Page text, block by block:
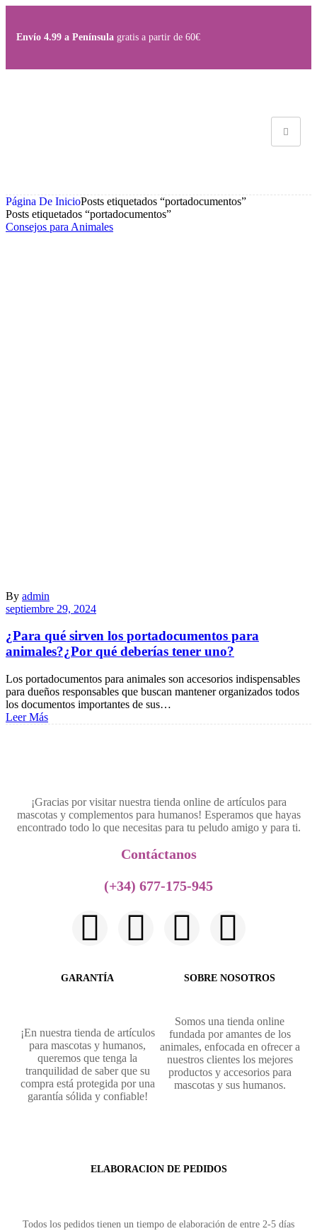
Envío 4.99 a Península gratis a partir de 60€
Página De InicioPosts etiquetados “portadocumentos”
Posts etiquetados “portadocumentos”
Consejos para Animales
By admin
septiembre 29, 2024
¿Para qué sirven los portadocumentos para
animales?¿Por qué deberías tener uno?
Los portadocumentos para animales son accesorios indispensables
para dueños responsables que buscan mantener organizados todos
los documentos importantes de sus…
Leer Más
¡Gracias por visitar nuestra tienda online de artículos para
mascotas y complementos para humanos! Esperamos que hayas
encontrado todo lo que necesitas para tu peludo amigo y para ti.
Contáctanos​
(+34) 677-175-945
GARANTÍA
¡En nuestra tienda de artículos
para mascotas y humanos,
queremos que tenga la
tranquilidad de saber que su
compra está protegida por una
garantía sólida y confiable!
SOBRE NOSOTROS
Somos una tienda online
fundada por amantes de los
animales, enfocada en ofrecer a
nuestros clientes los mejores
productos y accesorios para
mascotas y sus humanos.
ELABORACION DE PEDIDOS
Todos los pedidos tienen un tiempo de elaboración de entre 2-5 días